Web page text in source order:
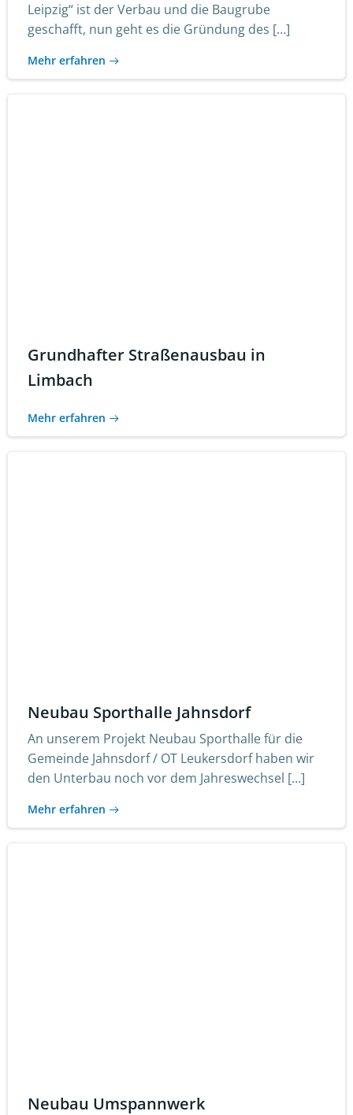
Leipzig“ ist der Verbau und die Baugrube
geschafft, nun geht es die Gründung des […]
Mehr erfahren
Grundhafter Straßenausbau in
Limbach
Mehr erfahren
Neubau Sporthalle Jahnsdorf
An unserem Projekt Neubau Sporthalle für die
Gemeinde Jahnsdorf / OT Leukersdorf haben wir
den Unterbau noch vor dem Jahreswechsel […]
Mehr erfahren
Neubau Umspannwerk